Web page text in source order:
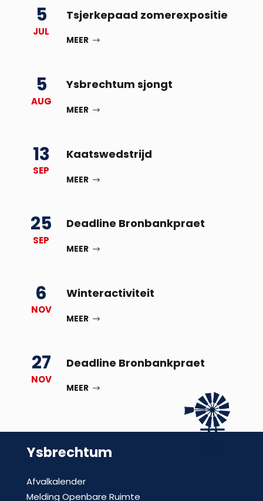
5
JUL
Tsjerkepaad zomerexpositie
MEER
5
AUG
Ysbrechtum sjongt
MEER
13
SEP
Kaatswedstrijd
MEER
25
SEP
Deadline Bronbankpraet
MEER
6
NOV
Winteractiviteit
MEER
27
NOV
Deadline Bronbankpraet
MEER
Ysbrechtum
Afvalkalender
Melding Openbare Ruimte